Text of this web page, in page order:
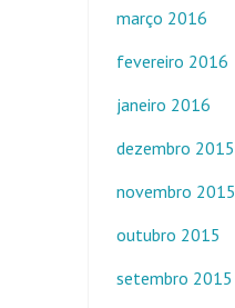
março 2016
fevereiro 2016
janeiro 2016
dezembro 2015
novembro 2015
outubro 2015
setembro 2015